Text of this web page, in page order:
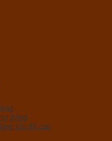
động
tốc độ cao